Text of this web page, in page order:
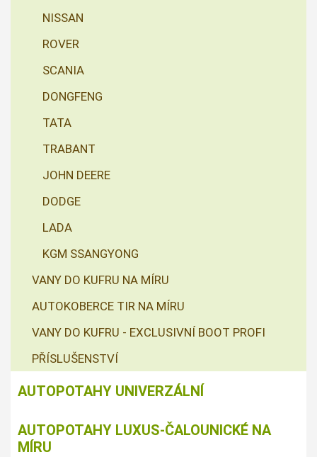
NISSAN
ROVER
SCANIA
DONGFENG
TATA
TRABANT
JOHN DEERE
DODGE
LADA
KGM SSANGYONG
VANY DO KUFRU NA MÍRU
AUTOKOBERCE TIR NA MÍRU
VANY DO KUFRU - EXCLUSIVNÍ BOOT PROFI
PŘÍSLUŠENSTVÍ
AUTOPOTAHY UNIVERZÁLNÍ
AUTOPOTAHY LUXUS-ČALOUNICKÉ NA
MÍRU